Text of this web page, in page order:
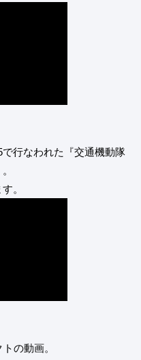
行なわれた『交通機動隊
。
の動画。